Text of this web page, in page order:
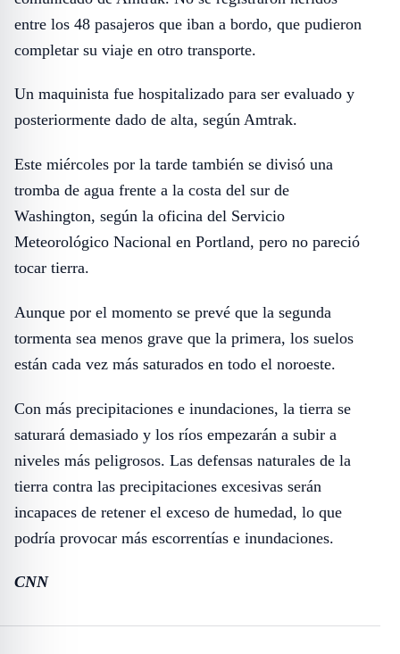
entre los 48 pasajeros que iban a bordo, que pudieron
completar su viaje en otro transporte.
Un maquinista fue hospitalizado para ser evaluado y
posteriormente dado de alta, según Amtrak.
Este miércoles por la tarde también se divisó una
tromba de agua frente a la costa del sur de
Washington, según la oficina del Servicio
Meteorológico Nacional en Portland, pero no pareció
tocar tierra.
Aunque por el momento se prevé que la segunda
tormenta sea menos grave que la primera, los suelos
están cada vez más saturados en todo el noroeste.
Con más precipitaciones e inundaciones, la tierra se
saturará demasiado y los ríos empezarán a subir a
niveles más peligrosos. Las defensas naturales de la
tierra contra las precipitaciones excesivas serán
incapaces de retener el exceso de humedad, lo que
podría provocar más escorrentías e inundaciones.
CNN